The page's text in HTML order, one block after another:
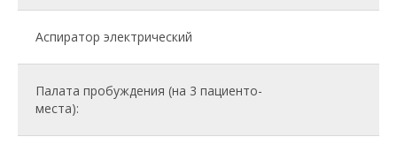
Аспиратор электрический
Палата пробуждения (на 3 пациенто-
места):